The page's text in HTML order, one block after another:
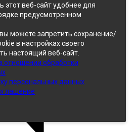
этот веб-сайт удобнее для
предусмотренном
можете запретить сохранение/
в настройках своего
настоящий веб-сайт.
отношении обработки
персональных данных